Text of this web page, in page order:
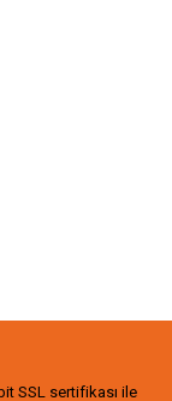
SSL sertifikası ile